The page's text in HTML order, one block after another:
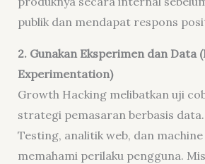
publik dan mendapat respons
2. Gunakan Eksperimen dan Data
Experimentation)
Growth Hacking melibatkan uji
strategi pemasaran berbasis
Testing, analitik web, dan
memahami perilaku pengguna.